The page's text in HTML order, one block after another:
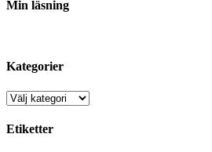
Min läsning
Kategorier
Kategorier
Etiketter